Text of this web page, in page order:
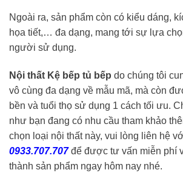
Ngoài ra, sản phẩm còn có kiểu dáng,
họa tiết,… đa dạng, mang tới sự lựa
người sử dụng.
Nội thất Kệ bếp tủ bếp do chúng tôi
vô cùng đa dạng về mẫu mã, mà còn
bền và tuổi thọ sử dụng 1 cách tối ưu.
như bạn đang có nhu cầu tham khảo
chọn loại nội thất này, vui lòng liên hệ
0933.707.707để được tư vấn miễn phí
thành sản phẩm ngay hôm nay nhé.